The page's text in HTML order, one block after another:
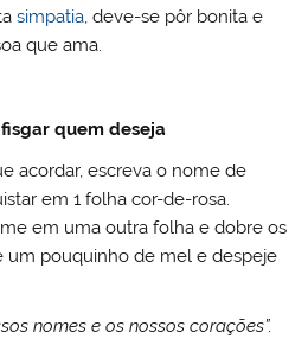
simpatia, deve-se pôr bonita e
que ama.
quem deseja
acordar, escreva o nome de
em 1 folha cor-de-rosa.
em uma outra folha e dobre os
um pouquinho de mel e despeje
nomes e os nossos corações”.